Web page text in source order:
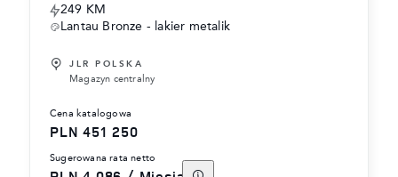
249 KM
Lantau Bronze - lakier metalik
JLR POLSKA
Magazyn centralny
cena katalogowa
PLN 451 250
sugerowana rata netto